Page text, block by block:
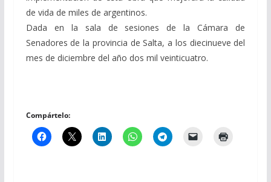
de vida de miles de argentinos.
Dada en la sala de sesiones de la Cámara de
Senadores de la provincia de Salta, a los diecinueve del
mes de diciembre del año dos mil veinticuatro.
Compártelo: